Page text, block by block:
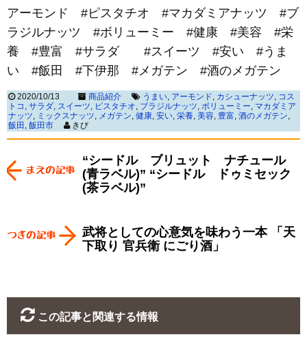
アーモンド #ピスタチオ #マカダミアナッツ #ブ
ラジルナッツ #ボリューミー #健康 #美容 #栄
養 #豊富 #サラダ #スイーツ #安い #うま
い #飯田 #下伊那 #メガテン #酒のメガテン
2020/10/13 商品紹介 うまい, アーモンド, カシューナッツ, コス
トコ , サラダ, スイーツ, ピスタチオ, ブラジルナッツ, ボリューミー, マカダミア
ナッツ, ミックスナッツ, メガテン, 健康, 安い, 栄養, 美容, 豊富, 酒のメガテン,
飯田 , 飯田市 きび
“シードル ブリュット ナチュール
(青ラベル)” “シードル ドゥミセック
(茶ラベル)”
武将としての心意気を味わう一本 「天
下取り 官兵衛 にごり酒」
この記事と関連する情報